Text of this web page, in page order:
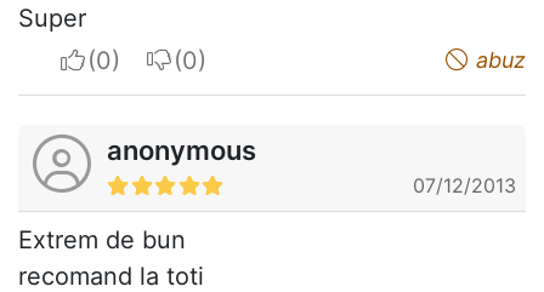
Super
I apreciateI do not appreciate abuz
anonymous
07/12/2013
Extrem de bun
recomand la toti